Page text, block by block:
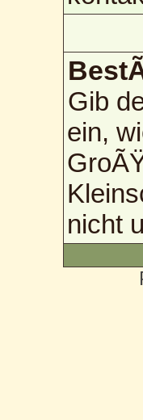
Gib
ein,
nicht